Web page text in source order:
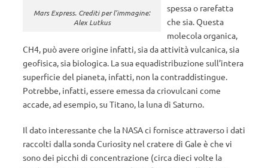
Mars Express. Crediti per l’immagine:
Alex Lutkus
spessa o rarefatta
che sia. Questa
molecola organica,
CH4, può avere origine infatti, sia da attività vulcanica, sia
geofisica, sia biologica. La sua equadistribuzione sull’intera
superficie del pianeta, infatti, non la contraddistingue.
Potrebbe, infatti, essere emessa da criovulcani come
accade, ad esempio, su Titano, la luna di Saturno.
Il dato interessante che la NASA ci fornisce attraverso i dati
raccolti dalla sonda Curiosity nel cratere di Gale è che vi
sono dei picchi di concentrazione (circa dieci volte la